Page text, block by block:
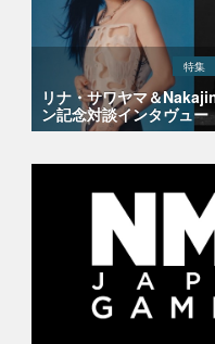
特集
リナ・サワヤマ＆
ン記念対談インタヴュー